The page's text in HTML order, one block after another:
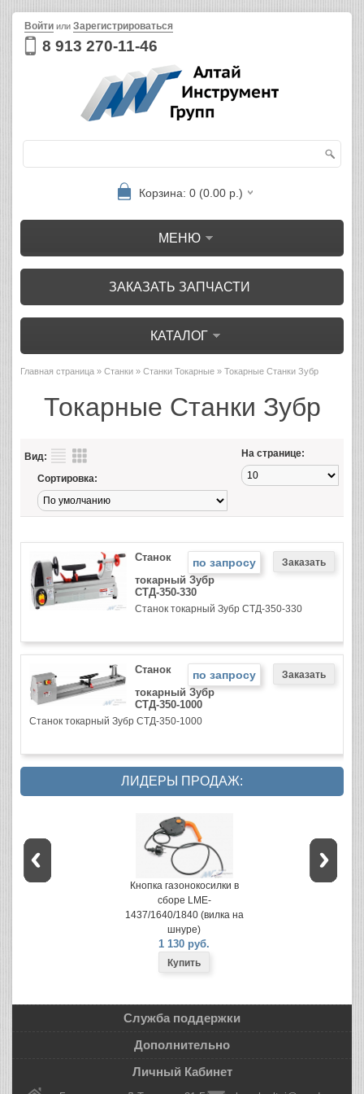
8 913 270-11-46
Войти или Зарегистрироваться
Корзина: 0 (0.00 р.)
МЕНЮ
ЗАКАЗАТЬ ЗАПЧАСТИ
КАТАЛОГ
Главная страница » Станки » Станки Токарные » Токарные Станки Зубр
Токарные Станки Зубр
Вид: На странице:
Сортировка:
по запросу
Станок
токарный Зубр
СТД-350-330
Станок токарный Зубр СТД-350-330
по запросу
Станок
токарный Зубр
СТД-350-1000
Станок токарный Зубр СТД-350-1000
ЛИДЕРЫ ПРОДАЖ:
Кнопка газонокосилки в
сборе LME-
1437/1640/1840 (вилка на
шнуре)
1 130 руб.
Служба поддержки
Дополнительно
Личный Кабинет